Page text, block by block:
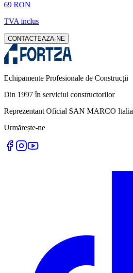
69 RON
TVA inclus
CONTACTEAZA-NE
Echipamente Profesionale de Construcții
Din 1997 în serviciul constructorilor
Reprezentant Oficial SAN MARCO Italia
Urmărește-ne